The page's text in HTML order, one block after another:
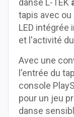
danse L-TEK
tapis avec
LED
et l'activité
Avec une
l'entrée du
console
pour un jeu
danse